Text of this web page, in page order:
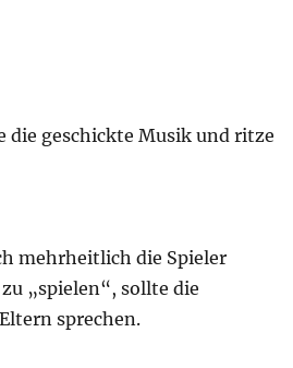
die geschickte Musik und ritze
mehrheitlich die Spieler
„spielen“, sollte die
sprechen.